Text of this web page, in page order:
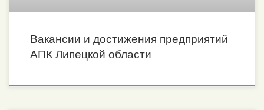
Вакансии и достижения предприятий
АПК Липецкой области